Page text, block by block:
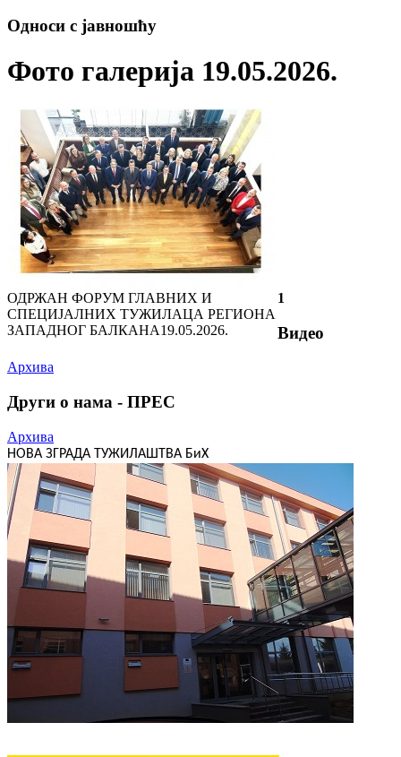
Односи с јавношћу
Фото галерија 19.05.2026.
ОДРЖАН ФОРУМ ГЛАВНИХ И
СПЕЦИЈАЛНИХ ТУЖИЛАЦА РЕГИОНА
ЗАПАДНОГ БАЛКАНА19.05.2026.
1
Видео
Архива
Други о нама - ПРЕС
Архива
НОВА ЗГРАДА ТУЖИЛАШТВА БиХ